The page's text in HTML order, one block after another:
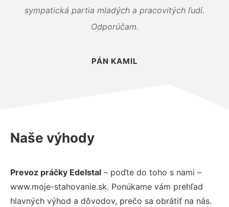
sympatická partia mladých a pracovitých ľudí.
Odporúčam.
PÁN KAMIL
Naše výhody
Prevoz práčky Edelstal – poďte do toho s nami –
www.moje-stahovanie.sk. Ponúkame vám prehľad
hlavných výhod a dôvodov, prečo sa obrátiť na nás.